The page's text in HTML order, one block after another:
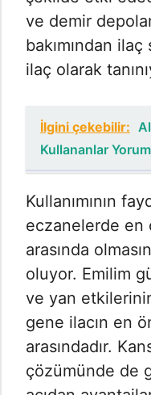
ve demir
bakımından
ilaç olarak
İlgini çekebilir:
Kullananlar
Kullanımının
eczanelerde en
arasında
oluyor. Emilim
ve yan
gene ilacın en
arasındadır.
çözümünde de